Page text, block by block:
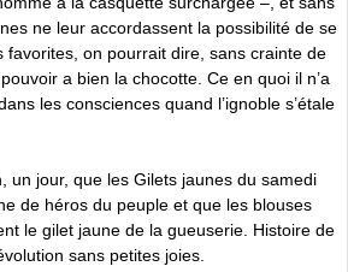
ne leur accordassent la possibilité de se
favorites, on pourrait dire, sans crainte de
a bien la chocotte. Ce en quoi il n’a
les consciences quand l’ignoble s’étale
un jour, que les Gilets jaunes du samedi
de héros du peuple et que les blouses
le gilet jaune de la gueuserie. Histoire de
sans petites joies.